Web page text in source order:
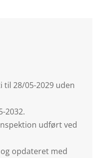
til 28/05-2029 uden
2032.
udført ved
opdateret med